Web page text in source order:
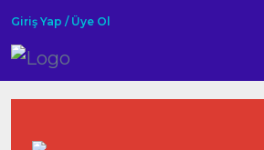
Giriş Yap / Üye Ol